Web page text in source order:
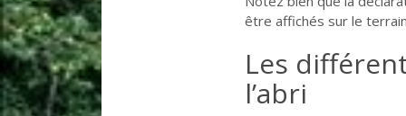
être affichés sur le
Les
l’abri